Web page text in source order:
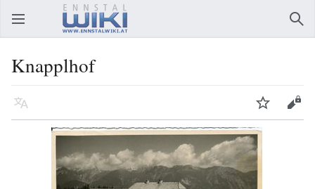
Hauptmenü öffnen
Knapplhof
Sprache Beobachten Bearbeiten